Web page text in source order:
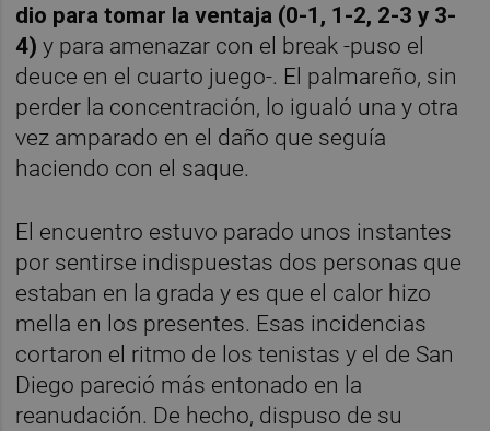
dio para tomar la ventaja (0-1, 1-2, 2-3 y 3-
4)y para amenazar con el break -puso el
deuce en el cuarto juego-. El palmareño, sin
perder la concentración, lo igualó una y otra
vez amparado en el daño que seguía
haciendo con el saque.
El encuentro estuvo parado unos instantes
por sentirse indispuestas dos personas que
estaban en la grada y es que el calor hizo
mella en los presentes. Esas incidencias
cortaron el ritmo de los tenistas y el de San
Diego pareció más entonado en la
reanudación. De hecho, dispuso de su